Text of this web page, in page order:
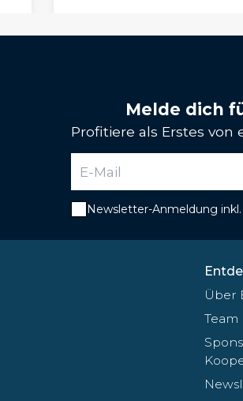
Melde dich
Profitiere als Erstes
Newsletter-Anmeldung
Über